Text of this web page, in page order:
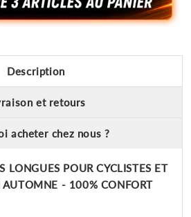
Description
et retours
acheter chez nous ?
LONGUES POUR CYCLISTES ET
AUTOMNE - 100% CONFORT